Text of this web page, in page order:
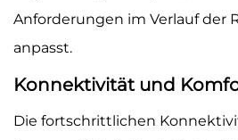
Anforderungen im Verlauf der
anpasst.
Konnektivität und
Die fortschrittlichen